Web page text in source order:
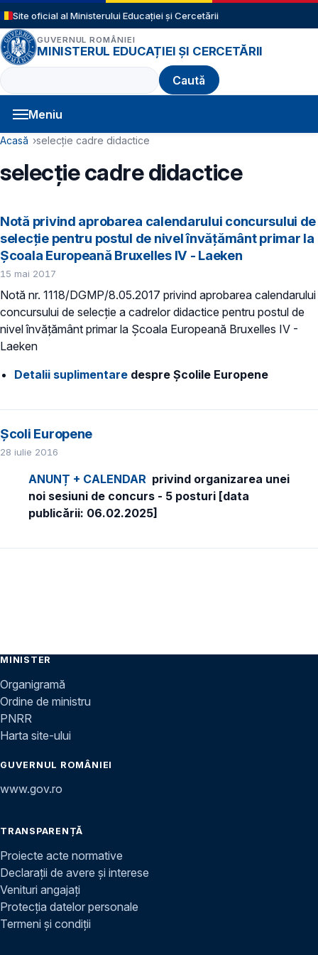
Sari la conținutul principal
Site oficial al Ministerului Educației și Cercetării
GUVERNUL ROMÂNIEI
MINISTERUL EDUCAȚIEI ȘI CERCETĂRII
Caută
Meniu
Navigație principală
Cale de navigare
Acasă selecție cadre didactice
selecție cadre didactice
Notă privind aprobarea calendarului concursului de
selecție pentru postul de nivel învățământ primar la
Școala Europeană Bruxelles IV - Laeken
15 mai 2017
Notă nr. 1118/DGMP/8.05.2017 privind aprobarea calendarului
concursului de selecție a cadrelor didactice pentru postul de
nivel învățământ primar la Școala Europeană Bruxelles IV -
Laeken
Detalii suplimentare despre Școlile Europene
Școli Europene
28 iulie 2016
ANUNȚ + CALENDAR privind organizarea unei
noi sesiuni de concurs - 5 posturi [data
publicării: 06.02.2025]
MINISTER
Organigramă
Ordine de ministru
PNRR
Harta site-ului
GUVERNUL ROMÂNIEI
www.gov.ro
TRANSPARENȚĂ
Proiecte acte normative
Declarații de avere și interese
Venituri angajați
Protecția datelor personale
Termeni și condiții